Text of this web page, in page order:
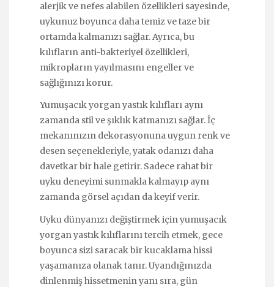
alerjik ve nefes alabilen özellikleri sayesinde,
uykunuz boyunca daha temiz ve taze bir
ortamda kalmanızı sağlar. Ayrıca, bu
kılıfların anti-bakteriyel özellikleri,
mikropların yayılmasını engeller ve
sağlığınızı korur.
Yumuşacık yorgan yastık kılıfları aynı
zamanda stil ve şıklık katmanızı sağlar. İç
mekanınızın dekorasyonuna uygun renk ve
desen seçenekleriyle, yatak odanızı daha
davetkar bir hale getirir. Sadece rahat bir
uyku deneyimi sunmakla kalmayıp aynı
zamanda görsel açıdan da keyif verir.
Uyku dünyanızı değiştirmek için yumuşacık
yorgan yastık kılıflarını tercih etmek, gece
boyunca sizi saracak bir kucaklama hissi
yaşamanıza olanak tanır. Uyandığınızda
dinlenmiş hissetmenin yanı sıra, gün